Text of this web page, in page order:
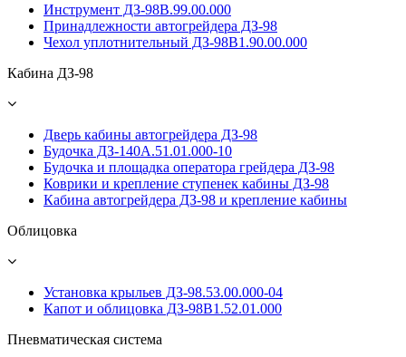
Инструмент ДЗ-98В.99.00.000
Принадлежности автогрейдера ДЗ-98
Чехол уплотнительный ДЗ-98В1.90.00.000
Кабина ДЗ-98
Дверь кабины автогрейдера ДЗ-98
Будочка ДЗ-140А.51.01.000-10
Будочка и площадка оператора грейдера ДЗ-98
Коврики и крепление ступенек кабины ДЗ-98
Кабина автогрейдера ДЗ-98 и крепление кабины
Облицовка
Установка крыльев ДЗ-98.53.00.000-04
Капот и облицовка ДЗ-98В1.52.01.000
Пневматическая система